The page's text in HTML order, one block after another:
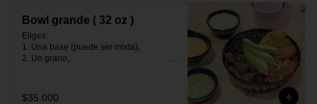
Bowl grande ( 32 oz )
Eliges:
1. Una base (puede ser mixta),
2. Un grano,
$35.000